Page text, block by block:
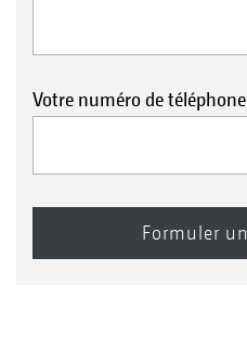
Votre numéro de téléphone